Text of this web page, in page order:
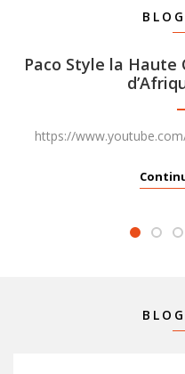
Paco Style la
https://